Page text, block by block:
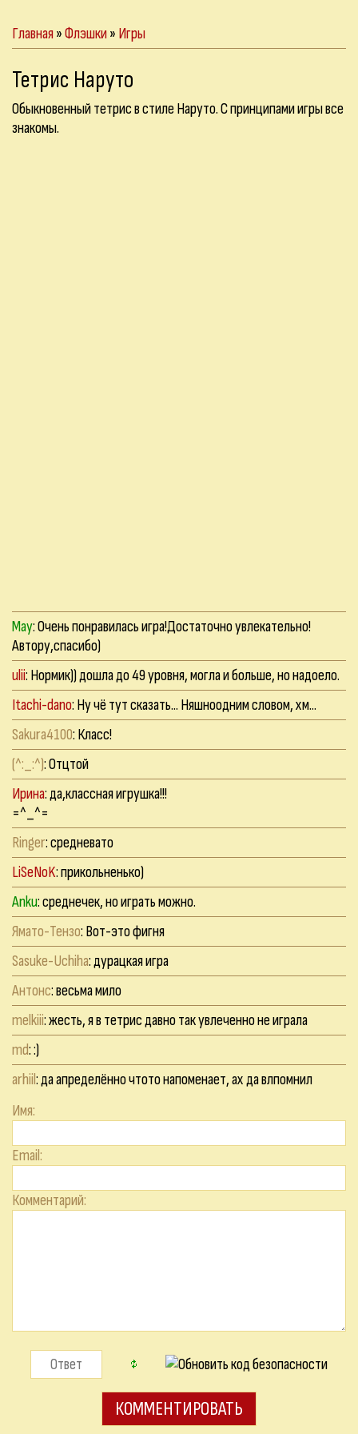
Главная»Флэшки» Игры
Тетрис Наруто
Обыкновенный тетрис в стиле Наруто. С принципами игры все
знакомы.
May: Очень понравилась игра!Достаточно увлекательно!
Автору,спасибо)
ulii: Нормик)) дошла до 49 уровня, могла и больше, но надоело.
Itachi-dano: Ну чё тут сказать... Няшноодним словом, хм...
Sakura4100: Класс!
(^:_:^): Отцтой
Ирина: да,классная игрушка!!!
=^_^=
Ringer: средневато
LiSeNoK: прикольненько)
Anku: среднечек, но играть можно.
Ямато-Тензо: Вот-это фигня
Sasuke-Uchiha: дурацкая игра
Антонс: весьма мило
melkiii: жесть, я в тетрис давно так увлеченно не играла
md: :)
arhiil: да апределённо чтото напоменает, ах да влпомнил
Имя:
Email:
Комментарий: